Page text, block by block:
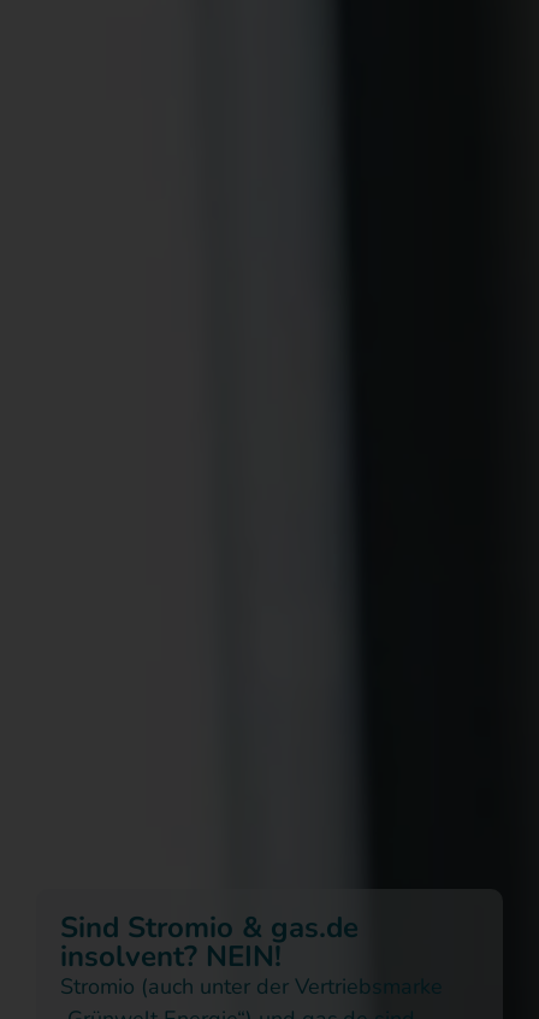
Sind Stromio & gas.de
insolvent? NEIN!
Stromio (auch unter der Vertriebsmarke